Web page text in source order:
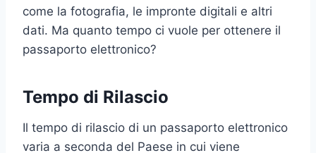
come la fotografia, le impronte digitali e altri
dati. Ma quanto tempo ci vuole per ottenere il
passaporto elettronico?
Tempo di Rilascio
Il tempo di rilascio di un passaporto elettronico
varia a seconda del Paese in cui viene